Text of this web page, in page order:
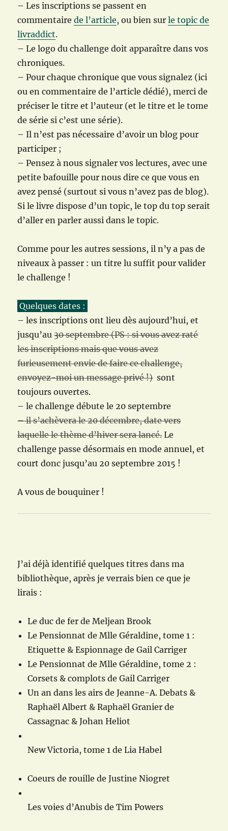
– Les inscriptions se passent en
commentairede l’article, ou bien surle topic de
livraddict.
– Le logo du challenge doit apparaître dans vos
chroniques.
– Pour chaque chronique que vous signalez (ici
ou en commentaire de l’article dédié), merci de
préciser le titre et l’auteur (et le titre et le tome
de série si c’est une série).
– Il n’est pas nécessaire d’avoir un blog pour
participer ;
– Pensez à nous signaler vos lectures, avec une
petite bafouille pour nous dire ce que vous en
avez pensé (surtout si vous n’avez pas de blog).
Si le livre dispose d’un topic, le top du top serait
d’aller en parler aussi dans le topic.
Comme pour les autres sessions, il n’y a pas de
niveaux à passer : un titre lu suffit pour valider
le challenge !
Quelques dates :
– les inscriptions ont lieu dès aujourd’hui, et
jusqu’au30 septembre (PS : si vous avez raté
les inscriptions mais que vous avez
furieusement envie de faire ce challenge,
envoyez-moi un message privé !) sont
toujours ouvertes.
– le challenge débute le 20 septembre
– il s’achèvera le 20 décembre, date vers
laquelle le thème d’hiver sera lancé.Le
challenge passe désormais en mode annuel, et
court donc jusqu’au20 septembre 2015 !
A vous de bouquiner !
J’ai déjà identifié quelques titres dans ma
bibliothèque, après je verrais bien ce que je
lirais :
Le duc de fer de Meljean Brook
Le Pensionnat de Mlle Géraldine, tome 1 :
Etiquette & Espionnage de Gail Carriger
Le Pensionnat de Mlle Géraldine, tome 2 :
Corsets & complots de Gail Carriger
Un an dans les airs de Jeanne-A. Debats &
Raphaël Albert & Raphaël Granier de
Cassagnac & Johan Heliot
New Victoria, tome 1 de Lia Habel
Coeurs de rouille de Justine Niogret
Les voies d’Anubis de Tim Powers